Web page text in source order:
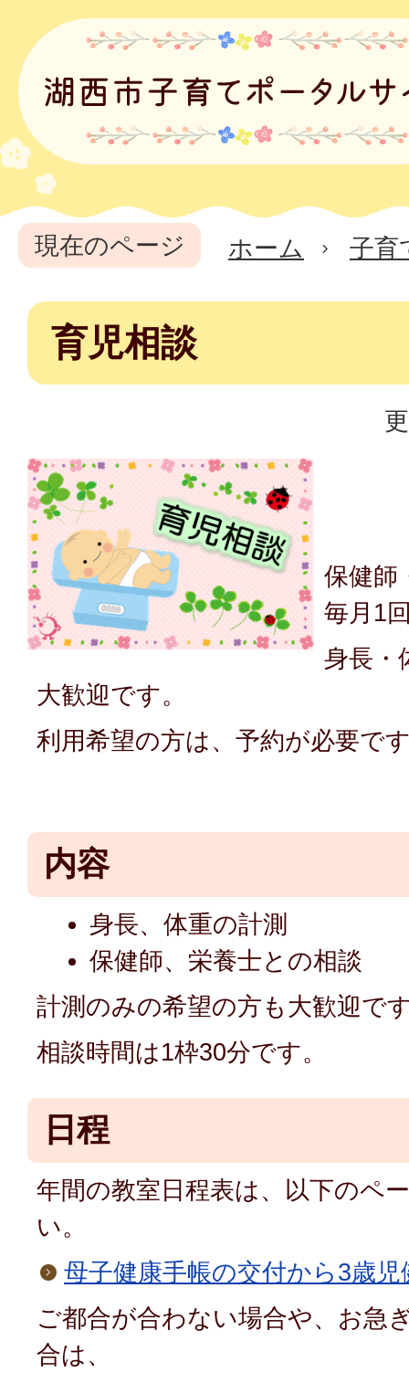
現在のページ ホーム 子育
育児相談
保健師
毎月1
身長・
大歓迎です。
利用希望の方は、予約が必要で
内容
身長、体重の計測
保健師、栄養士との相談
計測のみの希望の方も大歓迎で
相談時間は1枠30分です。
日程
年間の教室日程表は、以下のペ
い。
母子健康手帳の交付から3歳
ご都合が合わない場合や、お急
合は、